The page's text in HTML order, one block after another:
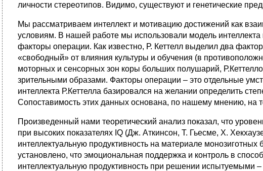
личности стереотипов. Видимо, существуют и генетические
Мы рассматриваем интеллект и мотивацию достижений как
условиям. В нашей работе мы использовали модель интеллекта
факторы операции. Как известно, Р. Кеттелл выделил два
«свободный» от влияния культуры и обучения (в
моторных и сенсорных зон коры больших полушарий,
зрительными образами. Факторы операции – это отдельные
интеллекта Р.Кеттелла базировался на желании определить
Сопоставимость этих данных основана, по нашему мнению, на
Произведенный нами теоретический анализ показал, что
при высоких показателях IQ (Дж. Аткинсон, Т. Гьесме, Х.
интеллектуальную продуктивность на материале
установлено, что эмоциональная поддержка и контроль в
интеллектуальную продуктивность при решении испытуемыми